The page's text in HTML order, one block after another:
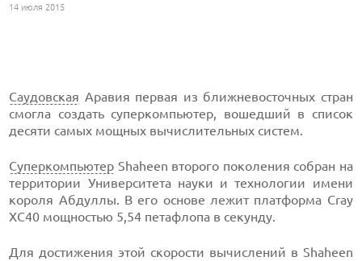
14 июля 2015
Саудовская Аравия первая из ближневосточных стран
смогла создать суперкомпьютер, вошедший в список
десяти самых мощных вычислительных систем.
Суперкомпьютер Shaheen второго поколения собран на
территории Университета науки и технологии имени
короля Абдуллы. В его основе лежит платформа Cray
XC40 мощностью 5,54 петафлопа в секунду.
Для достижения этой скорости вычислений в Shaheen